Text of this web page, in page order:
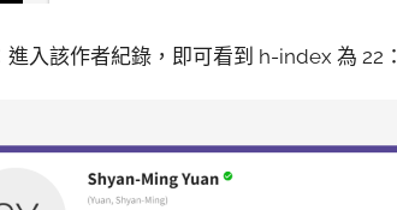
進入該作者紀錄，即可看到 h-index 為 22：